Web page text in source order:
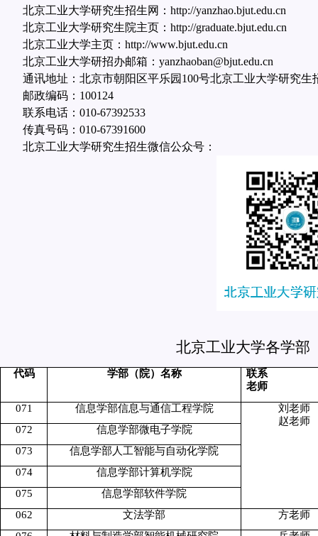
北京工业大学研究生招生网： http://yanzhao.bjut.edu.cn
北京工业大学研究生院主页： http://graduate.bjut.edu.cn
北京工业大学主页： http://www.bjut.edu.cn
北京工业大学研招办邮箱： yanzhaoban@bjut.edu.cn
通讯地址：北京市朝阳区平乐园 100号北京工业大学研究生
邮政编码： 100124
联系电话： 010-67392533
传真号码： 010-67391600
北京工业大学研究生招生微信公众号：
北京工业大学各学部
代码 学部（院）名称
联系
老师
071
信息学部信息与通信工程学院
刘老师
赵老师
072
信息学部微电子学院
073
信息学部人工智能与自动化学院
074
信息学部计算机学院
075
信息学部软件学院
062
文法学部
方老师